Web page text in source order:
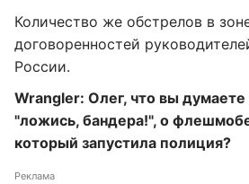
Количество же обстрелов в
договоренностей
России.
Wrangler: Олег, что вы думаете
"ложись, бандера!", о
который запустила полиция?
Реклама